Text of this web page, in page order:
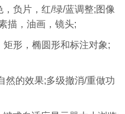
负片，红/绿/蓝调整;图像
描，油画，镜头;
形，椭圆形和标注对象;
然的效果;多级撤消/重做功